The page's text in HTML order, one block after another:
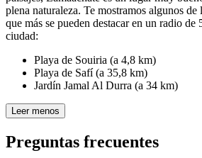
plena naturaleza. Te mostramos algunos de
que más se pueden destacar en un radio de
ciudad:
Playa de Souiria (a 4,8 km)
Playa de Safí (a 35,8 km)
Jardín Jamal Al Durra (a 34 km)
Leer menos
Preguntas frecuentes